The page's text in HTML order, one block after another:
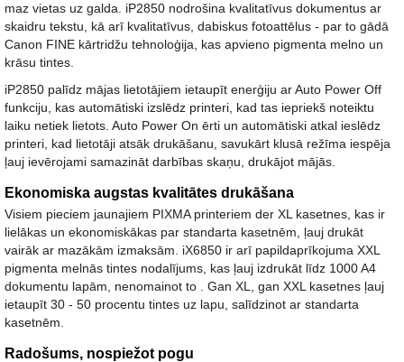
maz vietas uz galda. iP2850 nodrošina kvalitatīvus dokumentus ar
skaidru tekstu, kā arī kvalitatīvus, dabiskus fotoattēlus - par to gādā
Canon FINE kārtridžu tehnoloģija, kas apvieno pigmenta melno un
krāsu tintes.
iP2850 palīdz mājas lietotājiem ietaupīt enerģiju ar Auto Power Off
funkciju, kas automātiski izslēdz printeri, kad tas iepriekš noteiktu
laiku netiek lietots. Auto Power On ērti un automātiski atkal ieslēdz
printeri, kad lietotāji atsāk drukāšanu, savukārt klusā režīma iespēja
ļauj ievērojami samazināt darbības skaņu, drukājot mājās.
Ekonomiska augstas kvalitātes drukāšana
Visiem pieciem jaunajiem PIXMA printeriem der XL kasetnes, kas ir
lielākas un ekonomiskākas par standarta kasetnēm, ļauj drukāt
vairāk ar mazākām izmaksām. iX6850 ir arī papildaprīkojuma XXL
pigmenta melnās tintes nodalījums, kas ļauj izdrukāt līdz 1000 A4
dokumentu lapām, nenomainot to . Gan XL, gan XXL kasetnes ļauj
ietaupīt 30 - 50 procentu tintes uz lapu, salīdzinot ar standarta
kasetnēm.
Radošums, nospiežot pogu